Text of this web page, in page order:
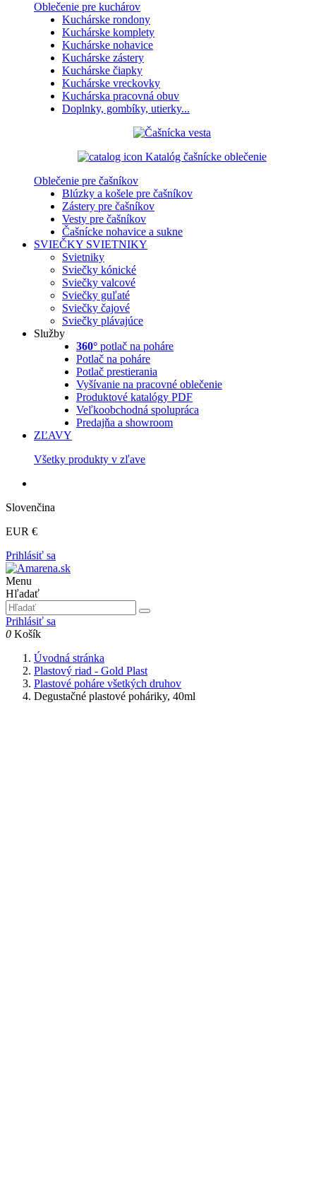
Oblečenie pre kuchárov
Kuchárske rondony
Kuchárske komplety
Kuchárske nohavice
Kuchárske zástery
Kuchárske čiapky
Kuchárske vreckovky
Kuchárska pracovná obuv
Doplnky, gombíky, utierky...
Katalóg čašnícke oblečenie
Oblečenie pre čašníkov
Blúzky a košele pre čašníkov
Zástery pre čašníkov
Vesty pre čašníkov
Čašnícke nohavice a sukne
SVIEČKY SVIETNIKY
Svietniky
Sviečky kónické
Sviečky valcové
Sviečky guľaté
Sviečky čajové
Sviečky plávajúce
Služby
360° potlač na poháre
Potlač na poháre
Potlač prestierania
Vyšívanie na pracovné oblečenie
Produktové katalógy PDF
Veľkoobchodná spolupráca
Predajňa a showroom
ZĽAVY
Všetky produkty v zľave
Slovenčina
EUR €
Prihlásiť sa
Menu
Hľadať
Prihlásiť sa
0 Košík
Úvodná stránka
Plastový riad - Gold Plast
Plastové poháre všetkých druhov
Degustačné plastové poháriky, 40ml